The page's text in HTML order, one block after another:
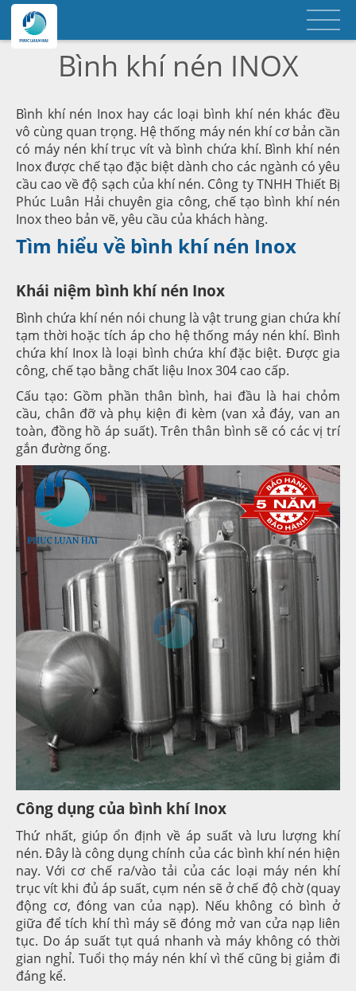
Bình khí nén INOX
Bình khí nén Inox hay các loại bình khí nén khác đều
vô cùng quan trọng. Hệ thống máy nén khí cơ bản cần
có máy nén khí trục vít và bình chứa khí. Bình khí nén
Inox được chế tạo đặc biệt dành cho các ngành có yêu
cầu cao về độ sạch của khí nén. Công ty TNHH Thiết Bị
Phúc Luân Hải chuyên gia công, chế tạo bình khí nén
Inox theo bản vẽ, yêu cầu của khách hàng.
Tìm hiểu về bình khí nén Inox
Khái niệm bình khí nén Inox
Bình chứa khí nén nói chung là vật trung gian chứa khí
tạm thời hoặc tích áp cho hệ thống máy nén khí. Bình
chứa khí Inox là loại bình chứa khí đặc biệt. Được gia
công, chế tạo bằng chất liệu Inox 304 cao cấp.
Cấu tạo: Gồm phần thân bình, hai đầu là hai chỏm
cầu, chân đỡ và phụ kiện đi kèm (van xả đáy, van an
toàn, đồng hồ áp suất). Trên thân bình sẽ có các vị trí
gắn đường ống.
Công dụng của bình khí Inox
Thứ nhất, giúp ổn định về áp suất và lưu lượng khí
nén. Đây là công dụng chính của các bình khí nén hiện
nay. Với cơ chế ra/vào tải của các loại máy nén khí
trục vít khi đủ áp suất, cụm nén sẽ ở chế độ chờ (quay
động cơ, đóng van của nạp). Nếu không có bình ở
giữa để tích khí thì máy sẽ đóng mở van cửa nạp liên
tục. Do áp suất tụt quá nhanh và máy không có thời
gian nghỉ. Tuổi thọ máy nén khí vì thế cũng bị giảm đi
đáng kể.